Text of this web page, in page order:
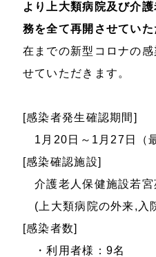
より上大類病院及び介
務を全て再開させていた
在までの新型コロナの
せていただきます。
[感染者発生確認期間]
1月20日～1月27日（
[感染確認施設]
介護老人保健施設若
(上大類病院の外来,入
[感染者数]
・利用者様：9名